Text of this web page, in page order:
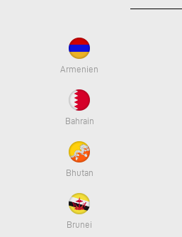
Armenien
Bahrain
Bhutan
Brunei